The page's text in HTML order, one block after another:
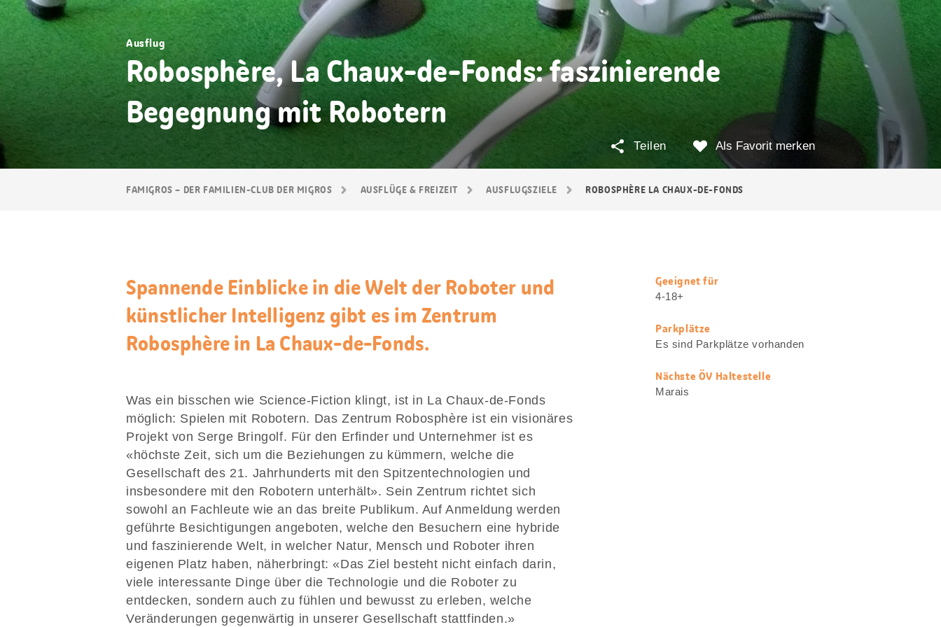
FAMIGROS – DER FAMILIEN-CLUB DER MIGROS AUSFLÜGE & FREIZEIT AUSFLUGSZIELE ROBOSPHÈRE LA CHAUX-DE-FONDS
Ausflug
Robosphère, La Chaux-de-Fonds: faszinierende
Begegnung mit Robotern
Als Favorit merken
Teilen
Spannende Einblicke in die Welt der Roboter und
künstlicher Intelligenz gibt es im Zentrum
Robosphère in La Chaux-de-Fonds.
Was ein bisschen wie Science-Fiction klingt, ist in La Chaux-de-Fonds
möglich: Spielen mit Robotern. Das Zentrum Robosphère ist ein visionäres
Projekt von Serge Bringolf. Für den Erfinder und Unternehmer ist es
«höchste Zeit, sich um die Beziehungen zu kümmern, welche die
Gesellschaft des 21. Jahrhunderts mit den Spitzentechnologien und
insbesondere mit den Robotern unterhält». Sein Zentrum richtet sich
sowohl an Fachleute wie an das breite Publikum. Auf Anmeldung werden
geführte Besichtigungen angeboten, welche den Besuchern eine hybride
und faszinierende Welt, in welcher Natur, Mensch und Roboter ihren
eigenen Platz haben, näherbringt: «Das Ziel besteht nicht einfach darin,
viele interessante Dinge über die Technologie und die Roboter zu
entdecken, sondern auch zu fühlen und bewusst zu erleben, welche
Veränderungen gegenwärtig in unserer Gesellschaft stattfinden.»
Nützliche
Informationen
Geeignet für
4-18+
Parkplätze
Es sind Parkplätze vorhanden
Nächste ÖV Haltestelle
Marais